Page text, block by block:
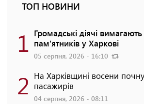
ТОП НОВИНИ
1 Громадські діячі
пам'ятників у Харкові
05 серпня, 2026 - 16:10
2 На Харківщині восени
пасажирів
04 серпня, 2026 - 08:11